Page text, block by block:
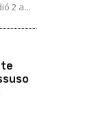
2 a...